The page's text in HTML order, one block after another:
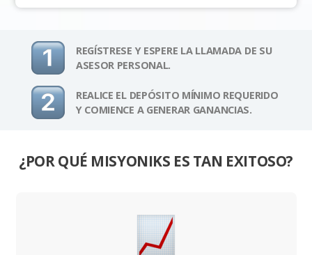
REGÍSTRESE Y ESPERE LA LLAMADA DE SU
ASESOR PERSONAL.
REALICE EL DEPÓSITO MÍNIMO REQUERIDO
Y COMIENCE A GENERAR GANANCIAS.
¿POR QUÉ MISYONIKS ES TAN EXITOSO?